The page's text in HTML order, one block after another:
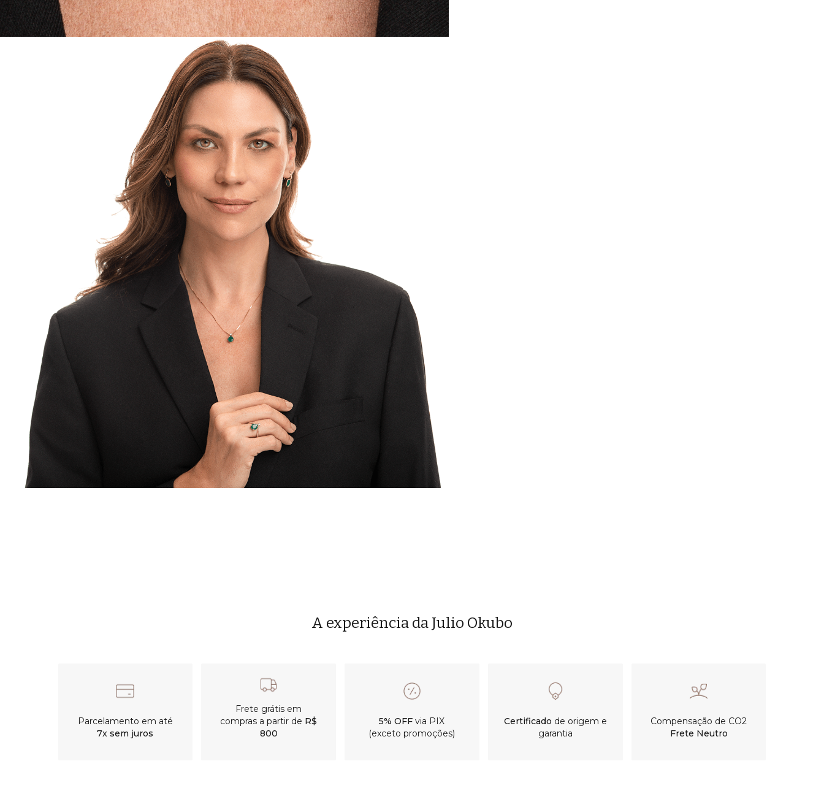
A experiência da Julio Okubo
Parcelamento em até
7x sem juros
Frete grátis em
compras a partir de R$
800
5% OFF via PIX
(exceto promoções)
Certificado de origem e
garantia
Compensação de CO2
Frete Neutro